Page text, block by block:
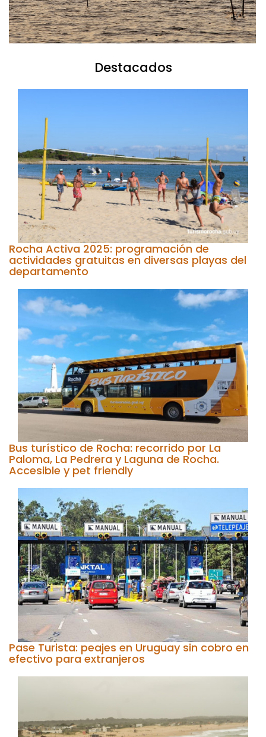
Destacados
Rocha Activa 2025: programación de
actividades gratuitas en diversas playas del
departamento
Bus turístico de Rocha: recorrido por La
Paloma, La Pedrera y Laguna de Rocha.
Accesible y pet friendly
Pase Turista: peajes en Uruguay sin cobro en
efectivo para extranjeros